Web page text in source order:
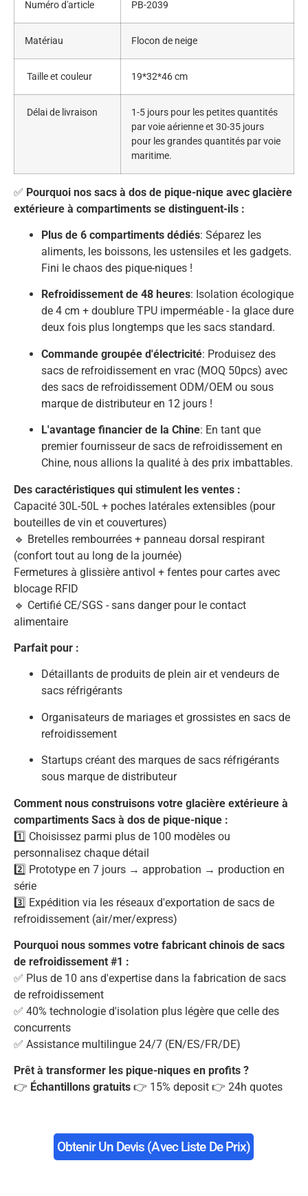
Numéro d'article PB-2039
Matériau Flocon de neige
Taille et couleur 19*32*46 cm
Délai de livraison
1-5 jours pour les petites quantités
par voie aérienne et 30-35 jours
pour les grandes quantités par voie
maritime.
✅ Pourquoi nos sacs à dos de pique-nique avec glacière
extérieure à compartiments se distinguent-ils :
Plus de 6 compartiments dédiés: Séparez les
aliments, les boissons, les ustensiles et les gadgets.
Fini le chaos des pique-niques !
Refroidissement de 48 heures: Isolation écologique
de 4 cm + doublure TPU imperméable - la glace dure
deux fois plus longtemps que les sacs standard.
Commande groupée d'électricité: Produisez des
sacs de refroidissement en vrac (MOQ 50pcs) avec
des sacs de refroidissement ODM/OEM ou sous
marque de distributeur en 12 jours !
L'avantage financier de la Chine: En tant que
premier fournisseur de sacs de refroidissement en
Chine, nous allions la qualité à des prix imbattables.
Des caractéristiques qui stimulent les ventes :
Capacité 30L-50L + poches latérales extensibles (pour
bouteilles de vin et couvertures)
🔹 Bretelles rembourrées + panneau dorsal respirant
(confort tout au long de la journée)
Fermetures à glissière antivol + fentes pour cartes avec
blocage RFID
🔹 Certifié CE/SGS - sans danger pour le contact
alimentaire
Parfait pour :
Détaillants de produits de plein air et vendeurs de
sacs réfrigérants
Organisateurs de mariages et grossistes en sacs de
refroidissement
Startups créant des marques de sacs réfrigérants
sous marque de distributeur
Comment nous construisons votre glacière extérieure à
compartiments Sacs à dos de pique-nique :
1️⃣ Choisissez parmi plus de 100 modèles ou
personnalisez chaque détail
2️⃣ Prototype en 7 jours → approbation → production en
série
3️⃣ Expédition via les réseaux d'exportation de sacs de
refroidissement (air/mer/express)
Pourquoi nous sommes votre fabricant chinois de sacs
de refroidissement #1 :
✅ Plus de 10 ans d'expertise dans la fabrication de sacs
de refroidissement
✅ 40% technologie d'isolation plus légère que celle des
concurrents
✅ Assistance multilingue 24/7 (EN/ES/FR/DE)
Prêt à transformer les pique-niques en profits ?
👉 Échantillons gratuits 👉 15% deposit 👉 24h quotes
Obtenir Un Devis (avec Liste De Prix)